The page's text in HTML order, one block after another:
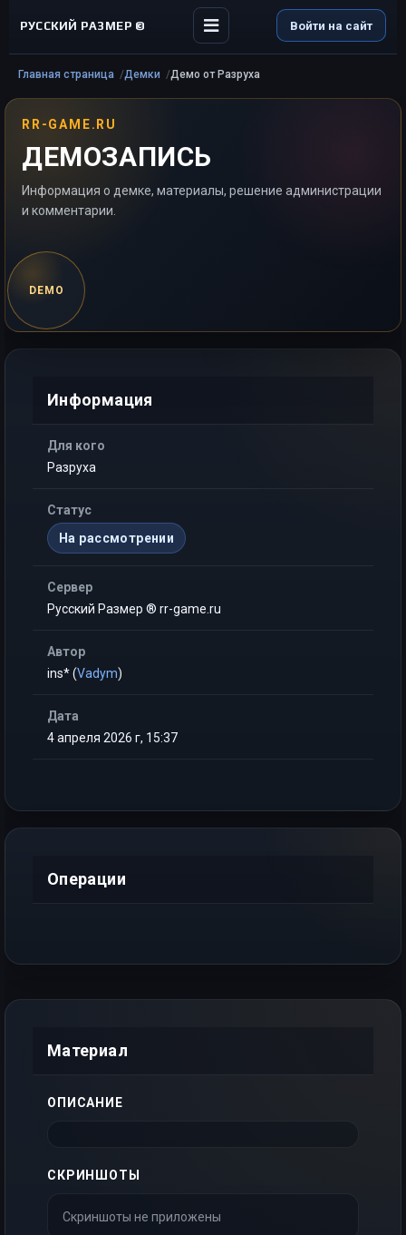
РУССКИЙ РАЗМЕР © Войти на сайт
Главная страница Демки Демо от Разруха
RR-GAME.RU
ДЕМОЗАПИСЬ
Информация о демке, материалы, решение администрации
и комментарии.
DEMO
Информация
Для кого
Разруха
Статус
На рассмотрении
Сервер
Русский Размер ® rr-game.ru
Автор
ins* (Vadym)
Дата
4 апреля 2026 г, 15:37
Операции
Материал
ОПИСАНИЕ
СКРИНШОТЫ
Скриншоты не приложены